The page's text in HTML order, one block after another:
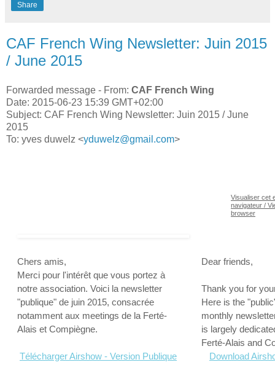
Share
CAF French Wing Newsletter: Juin 2015
/ June 2015
Forwarded message - From: CAF French Wing
Date: 2015-06-23 15:39 GMT+02:00
Subject: CAF French Wing Newsletter: Juin 2015 / June
2015
To: yves duwelz <yduwelz@gmail.com>
Visualiser cet
navigateur /
browser
Chers amis,
Merci pour l'intérêt que vous portez à
notre association. Voici la newsletter
"publique" de juin 2015, consacrée
notamment aux meetings de la Ferté-
Alais et Compiègne.
Télécharger Airshow - Version Publique
Dear friends,
Thank you for
Here is the
monthly
is largely
Ferté-Alais and
Download